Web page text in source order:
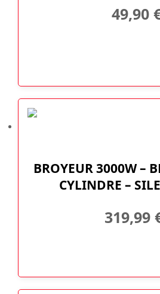
49,90
BROYEUR 3000W –
CYLINDRE –
319,99